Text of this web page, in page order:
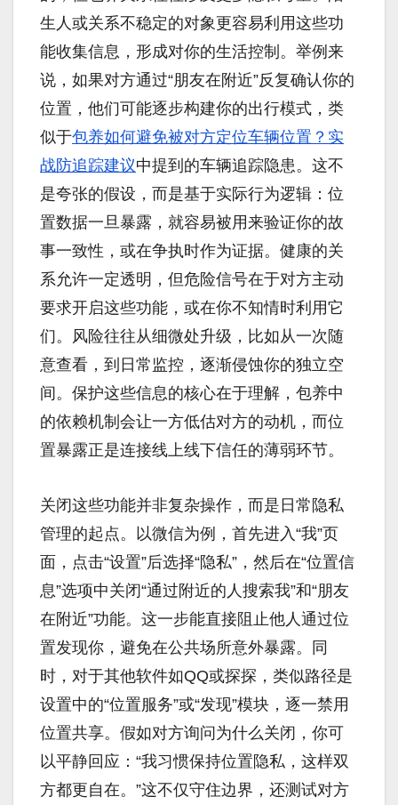
生人或关系不稳定的对象更容易利用这些功
能收集信息，形成对你的生活控制。举例来
说，如果对方通过“朋友在附近”反复确认你的
位置，他们可能逐步构建你的出行模式，类
似于包养如何避免被对方定位车辆位置？实
战防追踪建议中提到的车辆追踪隐患。这不
是夸张的假设，而是基于实际行为逻辑：位
置数据一旦暴露，就容易被用来验证你的故
事一致性，或在争执时作为证据。健康的关
系允许一定透明，但危险信号在于对方主动
要求开启这些功能，或在你不知情时利用它
们。风险往往从细微处升级，比如从一次随
意查看，到日常监控，逐渐侵蚀你的独立空
间。保护这些信息的核心在于理解，包养中
的依赖机制会让一方低估对方的动机，而位
置暴露正是连接线上线下信任的薄弱环节。
关闭这些功能并非复杂操作，而是日常隐私
管理的起点。以微信为例，首先进入“我”页
面，点击“设置”后选择“隐私”，然后在“位置信
息”选项中关闭“通过附近的人搜索我”和“朋友
在附近”功能。这一步能直接阻止他人通过位
置发现你，避免在公共场所意外暴露。同
时，对于其他软件如QQ或探探，类似路径是
设置中的“位置服务”或“发现”模块，逐一禁用
位置共享。假如对方询问为什么关闭，你可
以平静回应：“我习惯保持位置隐私，这样双
方都更自在。”这不仅守住边界，还测试对方